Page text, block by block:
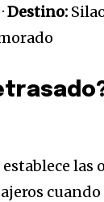
de
INBOX. Tu
Destino: Silao
las